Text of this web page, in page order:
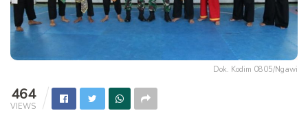
Dok. Kodim 0805/Ngawi
464
VIEWS